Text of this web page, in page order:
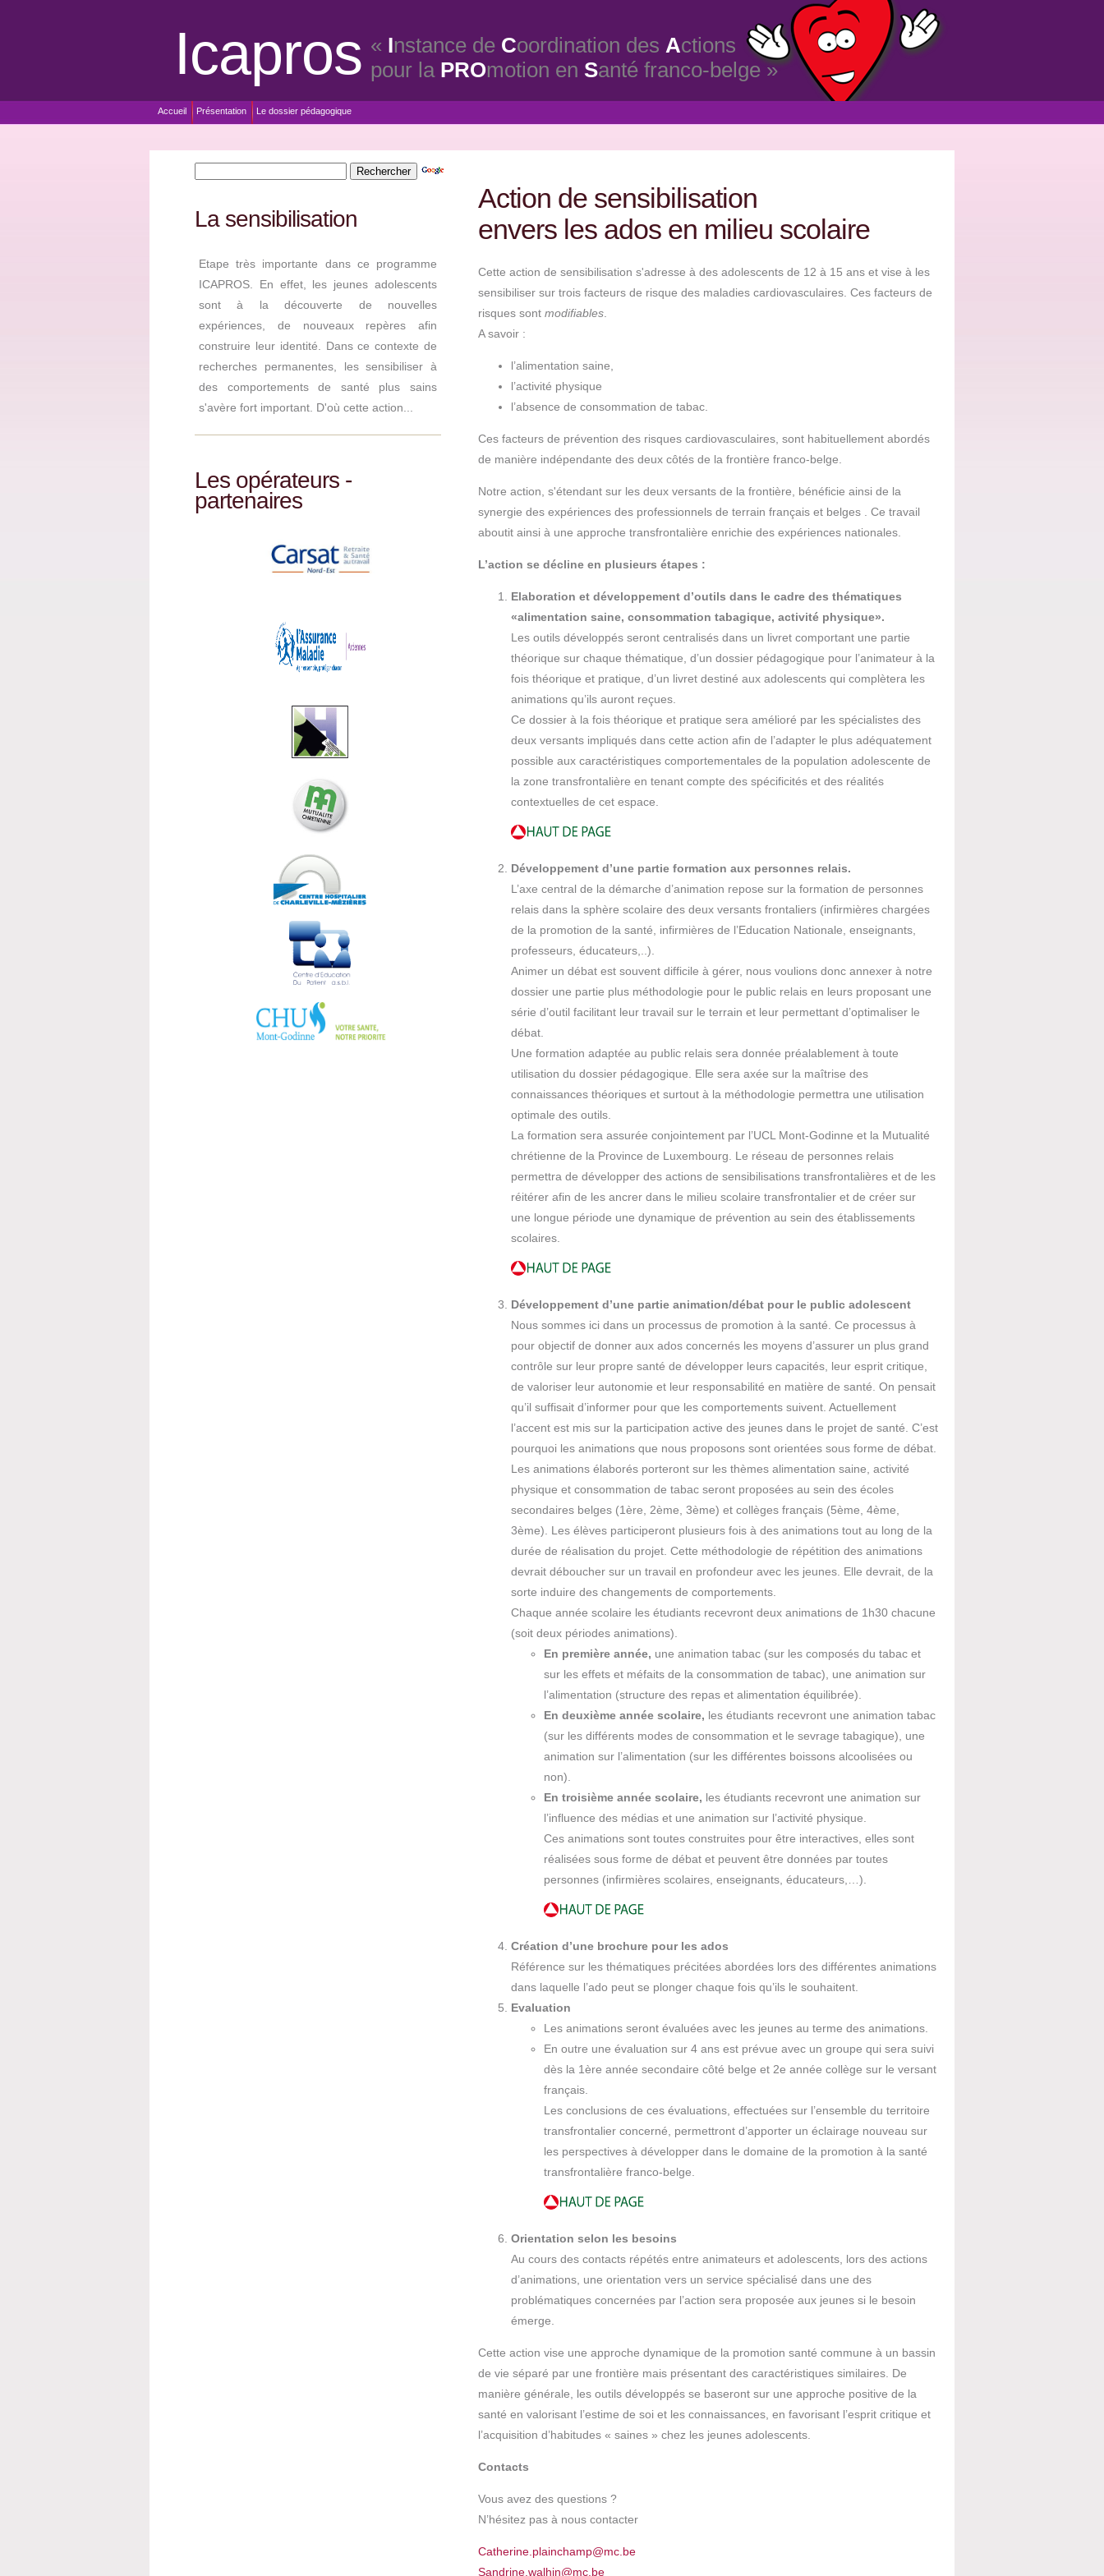
Icapros « Instance de Coordination des Actions
pour la PROmotion en Santé franco-belge »
Accueil Présentation Le dossier pédagogique
Action de sensibilisation
envers les ados en milieu scolaire
Cette action de sensibilisation s'adresse à des adolescents de 12 à 15 ans et vise à les
sensibiliser sur trois facteurs de risque des maladies cardiovasculaires. Ces facteurs de
risques sont modifiables
A savoir :
l’alimentation saine,
l’activité physique
l’absence de consommation de tabac.
Ces facteurs de prévention des risques cardiovasculaires, sont habituellement abordés
de manière indépendante des deux côtés de la frontière franco-belge.
Notre action, s'étendant sur les deux versants de la frontière, bénéficie ainsi de la
synergie des expériences des professionnels de terrain français et belges . Ce travail
aboutit ainsi à une approche transfrontalière enrichie des expériences nationales.
L’action se décline en plusieurs étapes :
Elaboration et développement d’outils dans le cadre des thématiques
«alimentation saine, consommation tabagique, activité physique».
Les outils développés seront centralisés dans un livret comportant une partie
théorique sur chaque thématique, d’un dossier pédagogique pour l’animateur à la
fois théorique et pratique, d’un livret destiné aux adolescents qui complètera les
animations qu’ils auront reçues.
Ce dossier à la fois théorique et pratique sera amélioré par les spécialistes des
deux versants impliqués dans cette action afin de l’adapter le plus adéquatement
possible aux caractéristiques comportementales de la population adolescente de
la zone transfrontalière en tenant compte des spécificités et des réalités
contextuelles de cet espace.
Développement d’une partie formation aux personnes relais.
L’axe central de la démarche d’animation repose sur la formation de personnes
relais dans la sphère scolaire des deux versants frontaliers (infirmières chargées
de la promotion de la santé, infirmières de l’Education Nationale, enseignants,
professeurs, éducateurs,..).
Animer un débat est souvent difficile à gérer, nous voulions donc annexer à notre
dossier une partie plus méthodologie pour le public relais en leurs proposant une
série d’outil facilitant leur travail sur le terrain et leur permettant d’optimaliser le
débat.
Une formation adaptée au public relais sera donnée préalablement à toute
utilisation du dossier pédagogique. Elle sera axée sur la maîtrise des
connaissances théoriques et surtout à la méthodologie permettra une utilisation
optimale des outils.
La formation sera assurée conjointement par l’UCL Mont-Godinne et la Mutualité
chrétienne de la Province de Luxembourg. Le réseau de personnes relais
permettra de développer des actions de sensibilisations transfrontalières et de les
réitérer afin de les ancrer dans le milieu scolaire transfrontalier et de créer sur
une longue période une dynamique de prévention au sein des établissements
scolaires.
Développement d’une partie animation/débat pour le public adolescent
Nous sommes ici dans un processus de promotion à la santé. Ce processus à
pour objectif de donner aux ados concernés les moyens d’assurer un plus grand
contrôle sur leur propre santé de développer leurs capacités, leur esprit critique,
de valoriser leur autonomie et leur responsabilité en matière de santé. On pensait
qu’il suffisait d’informer pour que les comportements suivent. Actuellement
l’accent est mis sur la participation active des jeunes dans le projet de santé. C’est
pourquoi les animations que nous proposons sont orientées sous forme de débat.
Les animations élaborés porteront sur les thèmes alimentation saine, activité
physique et consommation de tabac seront proposées au sein des écoles
secondaires belges (1ère, 2ème, 3ème) et collèges français (5ème, 4ème,
3ème). Les élèves participeront plusieurs fois à des animations tout au long de la
durée de réalisation du projet. Cette méthodologie de répétition des animations
devrait déboucher sur un travail en profondeur avec les jeunes. Elle devrait, de la
sorte induire des changements de comportements.
Chaque année scolaire les étudiants recevront deux animations de 1h30 chacune
(soit deux périodes animations).
En première année, une animation tabac (sur les composés du tabac et
sur les effets et méfaits de la consommation de tabac), une animation sur
l’alimentation (structure des repas et alimentation équilibrée).
En deuxième année scolaire, les étudiants recevront une animation tabac
(sur les différents modes de consommation et le sevrage tabagique), une
animation sur l’alimentation (sur les différentes boissons alcoolisées ou
non).
En troisième année scolaire, les étudiants recevront une animation sur
l’influence des médias et une animation sur l’activité physique.
Ces animations sont toutes construites pour être interactives, elles sont
réalisées sous forme de débat et peuvent être données par toutes
personnes (infirmières scolaires, enseignants, éducateurs,…).
Création d’une brochure pour les ados
Référence sur les thématiques précitées abordées lors des différentes animations
dans laquelle l’ado peut se plonger chaque fois qu’ils le souhaitent.
Evaluation
Les animations seront évaluées avec les jeunes au terme des animations.
En outre une évaluation sur 4 ans est prévue avec un groupe qui sera suivi
dès la 1ère année secondaire côté belge et 2e année collège sur le versant
français.
Les conclusions de ces évaluations, effectuées sur l’ensemble du territoire
transfrontalier concerné, permettront d’apporter un éclairage nouveau sur
les perspectives à développer dans le domaine de la promotion à la santé
transfrontalière franco-belge.
Orientation selon les besoins
Au cours des contacts répétés entre animateurs et adolescents, lors des actions
d’animations, une orientation vers un service spécialisé dans une des
problématiques concernées par l’action sera proposée aux jeunes si le besoin
émerge.
Cette action vise une approche dynamique de la promotion santé commune à un bassin
de vie séparé par une frontière mais présentant des caractéristiques similaires. De
manière générale, les outils développés se baseront sur une approche positive de la
santé en valorisant l’estime de soi et les connaissances, en favorisant l’esprit critique et
l’acquisition d’habitudes « saines » chez les jeunes adolescents.
Contacts
Vous avez des questions ?
N’hésitez pas à nous contacter
Catherine.plainchamp@mc.be
Sandrine.walhin@mc.be
La sensibilisation
Etape très importante dans ce programme
ICAPROS. En effet, les jeunes adolescents
sont à la découverte de nouvelles
expériences, de nouveaux repères afin
construire leur identité. Dans ce contexte de
recherches permanentes, les sensibiliser à
des comportements de santé plus sains
s'avère fort important. D'où cette action...
Les opérateurs -
partenaires